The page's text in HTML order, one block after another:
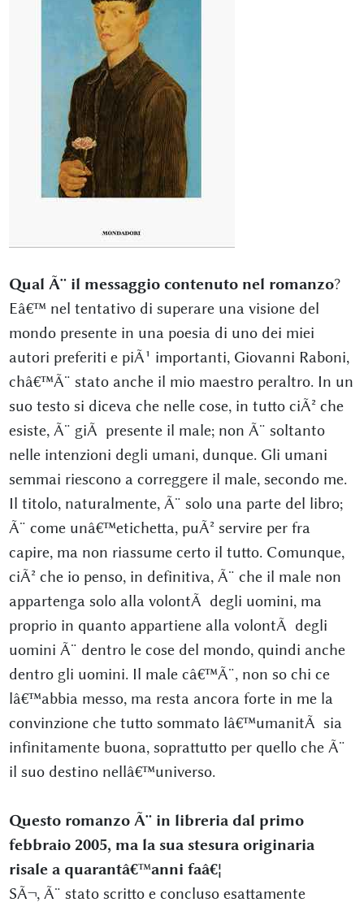
Qual Ã¨ il messaggio contenuto nel romanzo?
Eâ€™ nel tentativo di superare una visione del
mondo presente in una poesia di uno dei miei
autori preferiti e piÃ¹ importanti, Giovanni Raboni,
châ€™Ã¨ stato anche il mio maestro peraltro. In un
suo testo si diceva che nelle cose, in tutto ciÃ² che
esiste, Ã¨ giÃ presente il male; non Ã¨ soltanto
nelle intenzioni degli umani, dunque. Gli umani
semmai riescono a correggere il male, secondo me.
Il titolo, naturalmente, Ã¨ solo una parte del libro;
Ã¨ come unâ€™etichetta, puÃ² servire per fra
capire, ma non riassume certo il tutto. Comunque,
ciÃ² che io penso, in definitiva, Ã¨ che il male non
appartenga solo alla volontÃ degli uomini, ma
proprio in quanto appartiene alla volontÃ degli
uomini Ã¨ dentro le cose del mondo, quindi anche
dentro gli uomini. Il male câ€™Ã¨, non so chi ce
lâ€™abbia messo, ma resta ancora forte in me la
convinzione che tutto sommato lâ€™umanitÃ sia
infinitamente buona, soprattutto per quello che Ã¨
il suo destino nellâ€™universo.
Questo romanzo Ã¨ in libreria dal primo
febbraio 2005, ma la sua stesura originaria
risale a quarantâ€™anni faâ€¦
SÃ¬, Ã¨ stato scritto e concluso esattamente